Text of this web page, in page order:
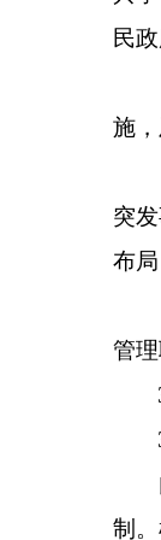
民政
施
突
布
管理
制